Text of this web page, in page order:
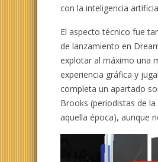
con la inteligencia
El aspecto técnico fue
de lanzamiento en
explotar al máximo una
experiencia gráfica y
completa un apartado
Brooks (periodistas de
aquella época), aunque